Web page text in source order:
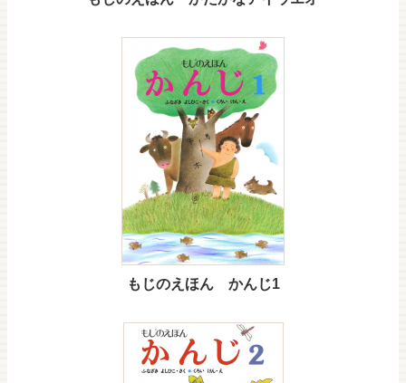
もじのえほん かんじ1